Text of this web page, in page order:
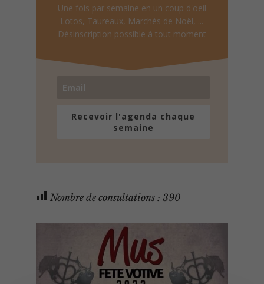
Une fois par semaine en un coup d'oeil
Lotos, Taureaux, Marchés de Noël, ...
Désinscription possible à tout moment
Recevoir l'agenda chaque
semaine
Nombre de consultations : 390